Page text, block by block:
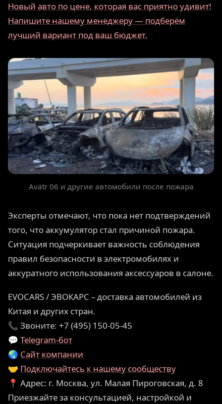
Новый авто по цене, которая вас приятно удивит!
Напишите нашему менеджеру — подберём
лучший вариант под ваш бюджет.
Avatr 06 и другие автомобили после пожара
Эксперты отмечают, что пока нет подтверждений
того, что аккумулятор стал причиной пожара.
Ситуация подчеркивает важность соблюдения
правил безопасности в электромобилях и
аккуратного использования аксессуаров в салоне.
EVOCARS / ЭВОКАРС – доставка автомобилей из
Китая и других стран.
📞 Звоните: +7 (495) 150-05-45
💬 Telegram-бот
🌏 Сайт компании
🤝 Подключайтесь к нашему сообществу
📍 Адрес: г. Москва, ул. Малая Пироговская, д. 8
Приезжайте за консультацией, настройкой и